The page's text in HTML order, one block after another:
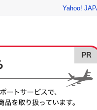
Yahoo!